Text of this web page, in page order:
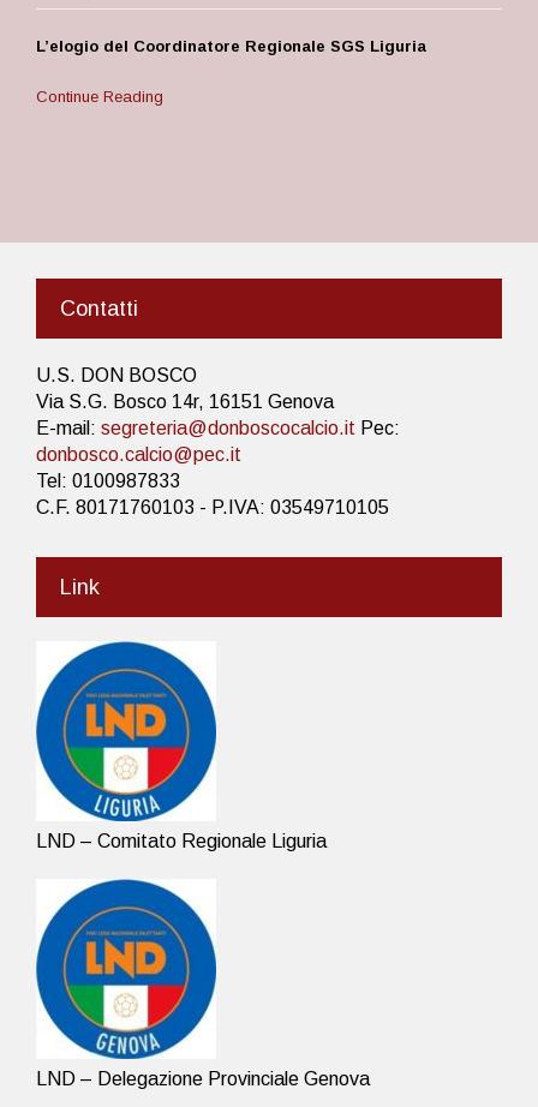
L’elogio del Coordinatore Regionale SGS Liguria
Continue Reading
Contatti
U.S. DON BOSCO
Via S.G. Bosco 14r, 16151 Genova
E-mail: segreteria@donboscocalcio.it Pec:
donbosco.calcio@pec.it
Tel: 0100987833
C.F. 80171760103 - P.IVA: 03549710105
Link
LND – Comitato Regionale Liguria
LND – Delegazione Provinciale Genova